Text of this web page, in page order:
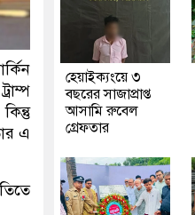
এ
হেয়াইক্যংয়ে ৩
বছরের সাজাপ্রাপ্ত
আসামি রুবেল
গ্রেফতার